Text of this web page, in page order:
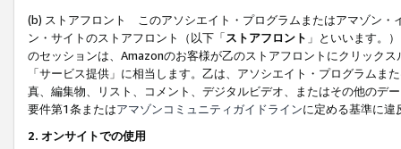
(b) ストアフロント このアソシエイト・プログラムまたはアマゾン・
ン・サイトのストアフロント（以下「ストアフロント 」といいます。
のセッションは、Amazonのお客様が乙のストアフロントにクリック
「サービス提供」に相当します。乙は、アソシエイト・プログラム
真、編集物、リスト、コメント、デジタルビデオ、またはその他のデ
要件第1条またはアマゾンコミュニティガイドラインに定める基準に違
2. オンサイトでの使用